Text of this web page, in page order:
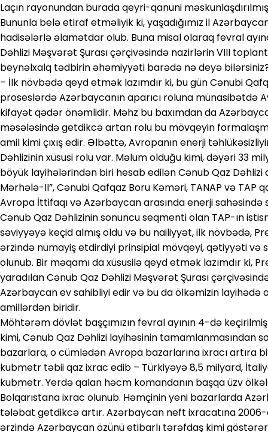
Laçın rayonundan burada qeyri-qanuni
Bununla belə etiraf etməliyik ki, yaşadığımız il
hadisələrlə əlamətdar olub. Buna misal olaraq fevral
Dəhlizi Məşvərət Şurası çərçivəsində nazirlərin VIII
beynəlxalq tədbirin əhəmiyyəti barədə nə deyə
– İlk növbədə qeyd etmək lazımdır ki, bu gün Cənubi
proseslərdə Azərbaycanın aparıcı roluna münasibətdə
kifayət qədər önəmlidir. Məhz bu baxımdan da
məsələsində getdikcə artan rolu bu mövqeyin
amil kimi çıxış edir. Əlbəttə, Avropanın enerji
Dəhlizinin xüsusi rolu var. Məlum olduğu kimi, dəyəri 33
böyük layihələrindən biri hesab edilən Cənub Qaz
Mərhələ-II”, Cənubi Qafqaz Boru Kəməri, TANAP və
Avropa İttifaqı və Azərbaycan arasında enerji
Cənub Qaz Dəhlizinin sonuncu seqmenti olan TAP-ın
səviyyəyə keçid almış oldu və bu nailiyyət, ilk növbədə,
ərzində nümayiş etdirdiyi prinsipial mövqeyi, qətiyyəti və
olunub. Bir məqamı da xüsusilə qeyd etmək lazımdır ki,
yaradılan Cənub Qaz Dəhlizi Məşvərət Şurası
Azərbaycan ev sahibliyi edir və bu da ölkəmizin layihədə
amillərdən biridir.
Möhtərəm dövlət başçımızın fevral ayının 4-də
kimi, Cənub Qaz Dəhlizi layihəsinin tamamlanmasından
bazarlara, o cümlədən Avropa bazarlarına ixracı artıra
kubmetr təbii qaz ixrac edib – Türkiyəyə 8,5 milyard,
kubmetr. Yerdə qalan həcm komandanın başqa üzv
Bolqarıstana ixrac olunub. Həmçinin yeni bazarlarda
tələbat getdikcə artır. Azərbaycan neft ixracatına 2006-
ərzində Azərbaycan özünü etibarlı tərəfdaş kimi